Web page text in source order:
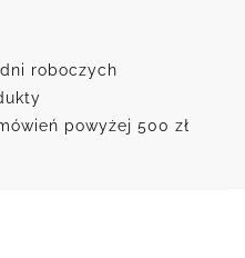
roboczych
powyżej 500 zł